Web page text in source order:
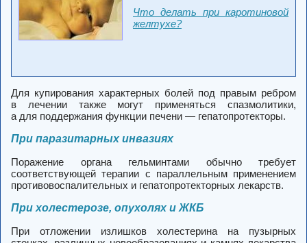
Что делать при каротиновой
желтухе?
Для купирования характерных болей под правым ребром
в лечении также могут применяться спазмолитики,
а для поддержания функции печени — гепатопротекторы.
При паразитарных инвазиях
Поражение органа гельминтами обычно требует
соответствующей терапии с параллельным применением
противовоспалительных и гепатопротекторных лекарств.
При холестерозе, опухолях и ЖКБ
При отложении излишков холестерина на пузырных